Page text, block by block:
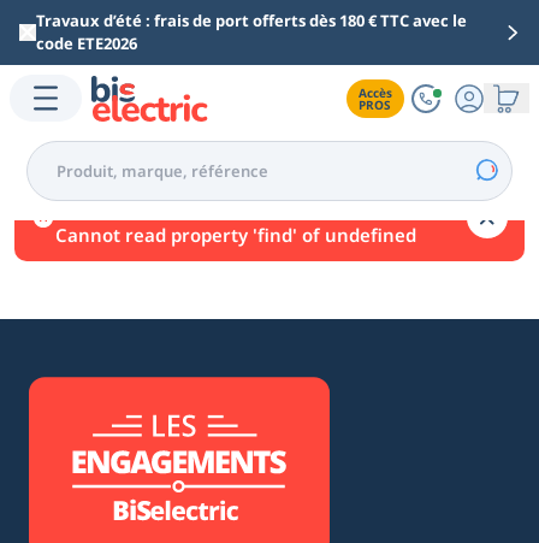
Aller au contenu principal
Travaux d’été : frais de port offerts dès 180 € TTC avec le
code ETE2026
Accès
PROS
Une erreur est survenue.
Cannot read property 'find' of undefined